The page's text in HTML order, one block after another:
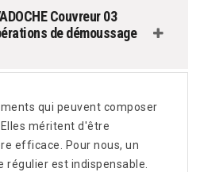
Couvreur 03
de démoussage
qui peuvent composer
méritent d'être
efficace. Pour nous, un
régulier est indispensable.